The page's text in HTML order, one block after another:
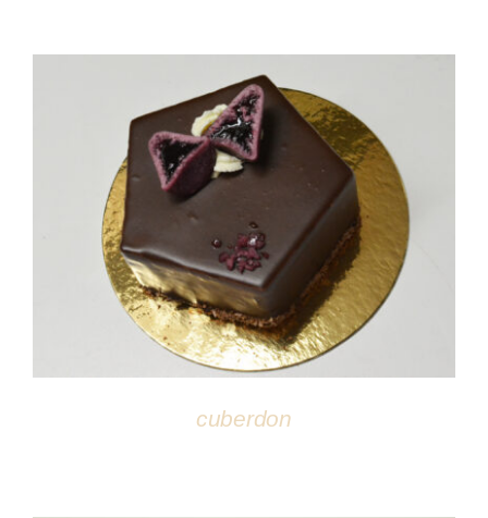
DÉTAILS
cuberdon